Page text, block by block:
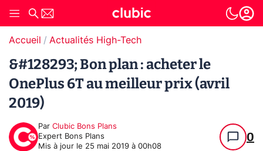
Accueil Actualités High-Tech
&#128293; Bon plan : acheter le
OnePlus 6T au meilleur prix (avril
2019)
Par Clubic Bons Plans
Expert Bons Plans
Mis à jour le 25 mai 2019 à 00h08
0